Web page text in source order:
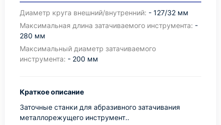
Диаметр круга внешний/внутренний: - 127/32 мм
Максимальная длина затачиваемого инструмента: -
280 мм
Максимальный диаметр затачиваемого
инструмента: - 200 мм
Краткое описание
Заточные станки для абразивного затачивания
металлорежущего инструмент..